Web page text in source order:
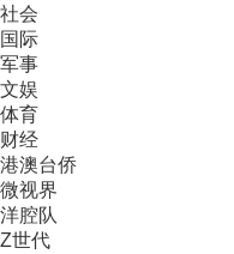
社会
国际
军事
文娱
体育
财经
港澳台侨
微视界
洋腔队
Z世代